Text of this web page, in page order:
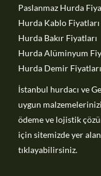
Paslanmaz Hurda
Hurda Kablo Fiyatları
Hurda Bakır Fiyatları
Hurda Alüminyum
Hurda Demir Fiyatları
İstanbul hurdacı ve
uygun
ödeme ve lojistik
için sitemizde yer
tıklayabilirsiniz.